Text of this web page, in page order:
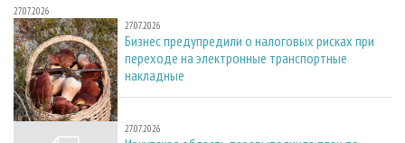
27.07.2026
27.07.2026
Бизнес предупредили о налоговых рисках при
переходе на электронные транспортные
накладные
27.07.2026
27.07.2026